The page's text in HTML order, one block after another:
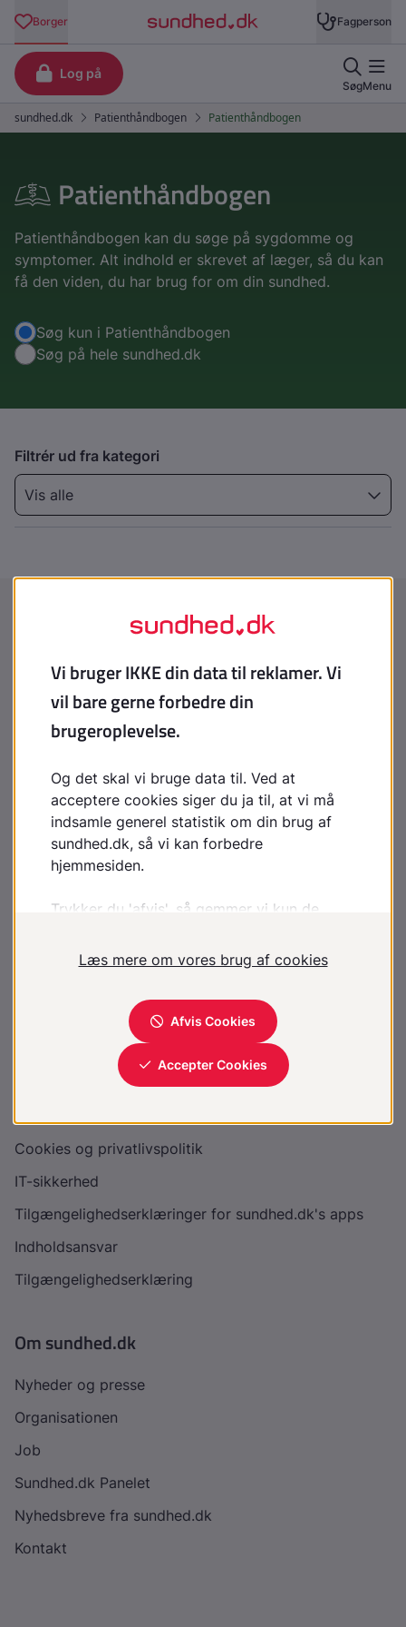
Patienthåndbogen
Patienthåndbogen kan du søge på sygdomme og
symptomer. Alt indhold er skrevet af læger, så du kan
få den viden, du har brug for om din sundhed.
Søgemuligheder
Søg kun i Patienthåndbogen
Søg på hele sundhed.dk
Filtrér ud fra kategori
Vis alle